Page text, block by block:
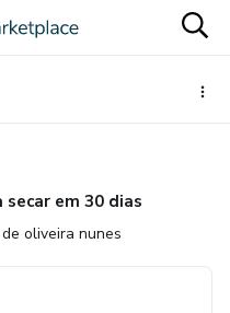
em 30 dias
oliveira nunes